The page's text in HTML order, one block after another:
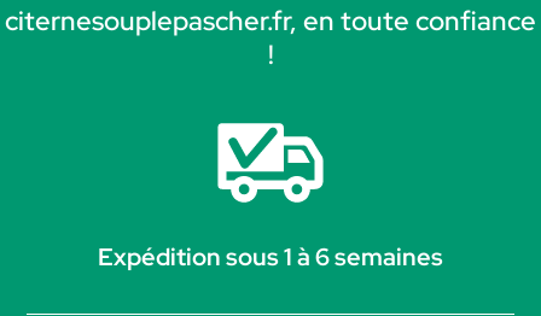
citernesouplepascher.fr, en toute confiance
!
Expédition sous 1 à 6 semaines